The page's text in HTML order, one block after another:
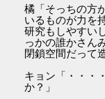
橘「そっちの方
いるものが力を
研究もしやすい
っかの誰かさん
閉鎖空間だって
キョン「・・・
か？」